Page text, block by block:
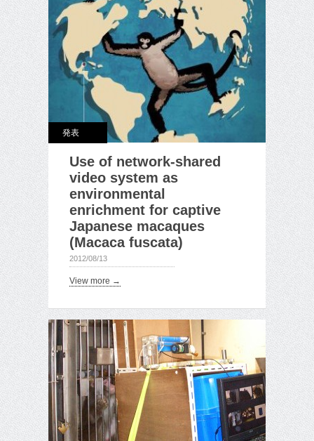
発表
Use of network-shared
video system as
environmental
enrichment for captive
Japanese macaques
(Macaca fuscata)
2012/08/13
View more →